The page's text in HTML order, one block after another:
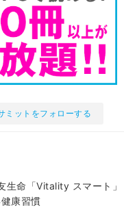
ミットをフォローする
生命「Vitality スマート」
康習慣